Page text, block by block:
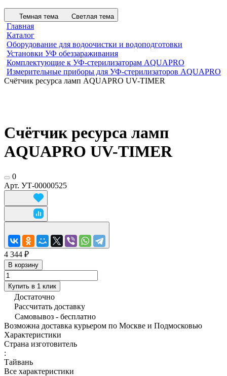
Темная тема Светлая тема
Главная
Каталог
Оборудование для водоочистки и водоподготовки
Установки УФ обеззараживания
Комплектующие к УФ-стерилизаторам AQUAPRO
Измерительные приборы для УФ-стерилизаторов AQUAPRO
Счётчик ресурса ламп AQUAPRO UV-TIMER
Счётчик ресурса ламп
AQUAPRO UV-TIMER
0
Арт. УТ-00000525
4 344 ₽
В корзину
Купить в 1 клик
Достаточно
Рассчитать доставку
Самовывоз - бесплатно
Возможна доставка курьером по Москве и Подмосковью
Характеристики
Страна изготовитель
:
Тайвань
Все характеристики